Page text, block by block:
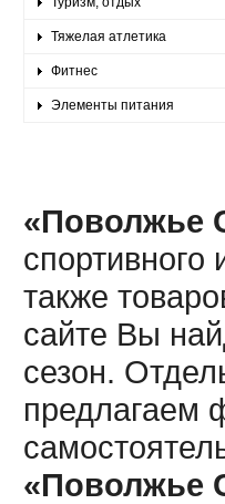
Тяжелая атлетика
Фитнес
Элементы питания
«Поволжье
также
сайте Вы
сезон.
предлагаем
«Поволжье